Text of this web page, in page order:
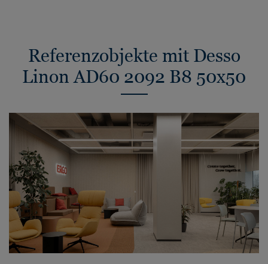
Referenzobjekte mit Desso
Linon AD60 2092 B8 50x50